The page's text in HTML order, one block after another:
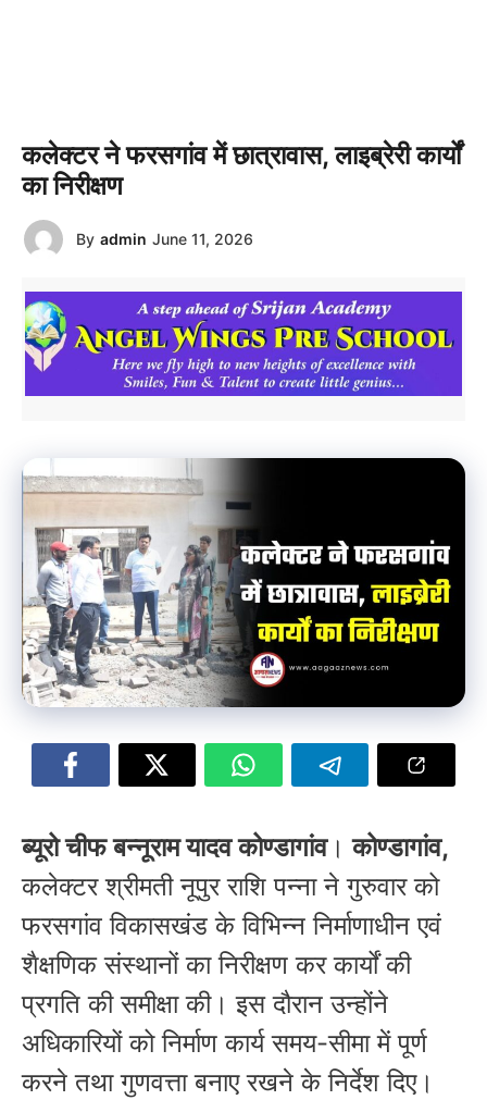
कलेक्टर ने फरसगांव में छात्रावास, लाइब्रेरी कार्यों
का निरीक्षण
By admin June 11, 2026
ब्यूरो चीफ बन्नूराम यादव कोण्डागांव।कोण्डागांव,
कलेक्टर श्रीमती नूपुर राशि पन्ना ने गुरुवार को
फरसगांव विकासखंड के विभिन्न निर्माणाधीन एवं
शैक्षणिक संस्थानों का निरीक्षण कर कार्यों की
प्रगति की समीक्षा की। इस दौरान उन्होंने
अधिकारियों को निर्माण कार्य समय-सीमा में पूर्ण
करने तथा गुणवत्ता बनाए रखने के निर्देश दिए।